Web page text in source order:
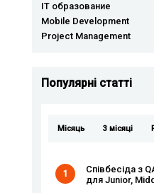
IT образование
Mobile Development
Project Management
Популярні статті
Місяць 3 місяці
1
Співбесіда з
для Junior,